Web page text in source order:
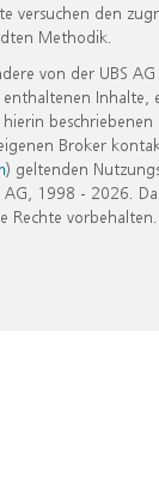
den
Methodik.
von der UBS
Broker
) geltenden
1998 - 2026.
Rechte vorbehalten.